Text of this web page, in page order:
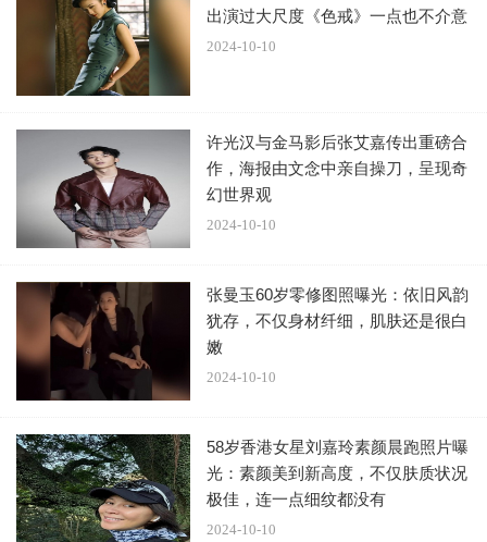
出演过大尺度《色戒》一点也不介意
2024-10-10
许光汉与金马影后张艾嘉传出重磅合
作，海报由文念中亲自操刀，呈现奇
幻世界观
2024-10-10
张曼玉60岁零修图照曝光：依旧风韵
犹存，不仅身材纤细，肌肤还是很白
嫩
2024-10-10
58岁香港女星刘嘉玲素颜晨跑照片曝
光：素颜美到新高度，不仅肤质状况
极佳，连一点细纹都没有
2024-10-10